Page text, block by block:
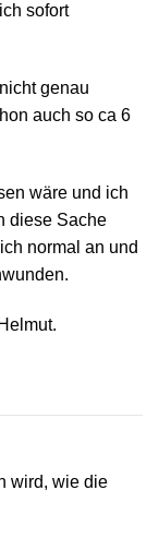
sofort
genau
auch so ca 6
wäre und ich
diese Sache
normal an und
wird, wie die